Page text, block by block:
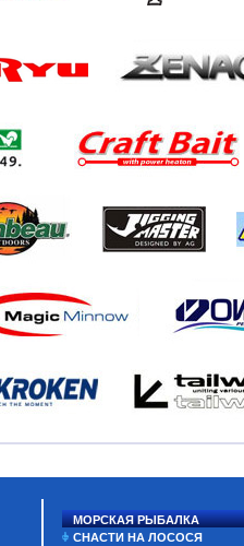
МОРСКАЯ РЫБАЛКА
СНАСТИ НА ЛОСОСЯ